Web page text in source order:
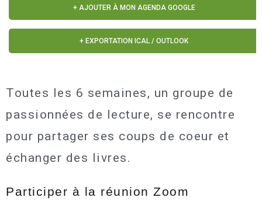
+ AJOUTER À MON AGENDA GOOGLE
+ EXPORTATION ICAL / OUTLOOK
Toutes les 6 semaines, un groupe de
passionnées de lecture, se rencontre
pour partager ses coups de coeur et
échanger des livres.
Participer à la réunion Zoom